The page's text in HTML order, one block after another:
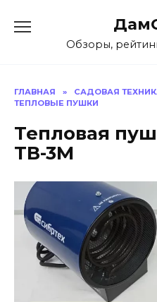
содержаниюОбзоры,
ГЛАВНАЯ » САДОВАЯ
ТЕПЛОВЫЕ ПУШКИ
Тепловая
ТВ-3М